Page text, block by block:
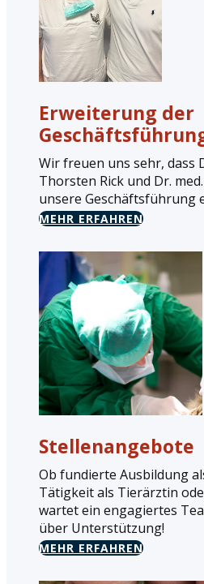
Erweiterung der
Wir freuen uns sehr, dass
Thorsten Rick und Dr.
unsere Geschäftsführung
MEHR ERFAHREN
Stellenangebote
Ob fundierte Ausbildung
Tätigkeit als Tierärztin
wartet ein engagiertes
über Unterstützung!
MEHR ERFAHREN